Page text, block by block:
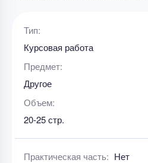
Тип:
Курсовая работа
Предмет:
Другое
Объем:
20-25 стр.
Практическая часть: Нет